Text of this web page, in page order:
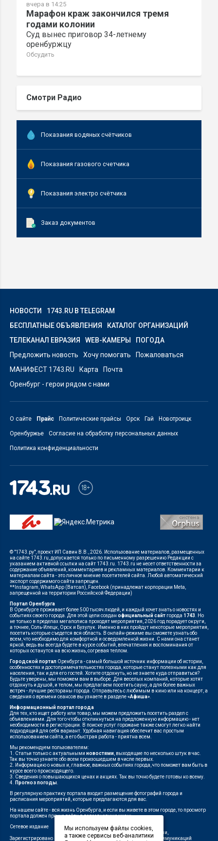
вчера в 14:25
Марафон краж закончился тремя
годами колонии
Суд вынес приговор 34-летнему
оренбуржцу
Обсудить
Смотри Радио
Показания водяных счётчиков
Показания газового счетчика
Показания электро счётчика
Заказ документов
НОВОСТИ
1743.RU В TELEGRAM
БЕСПЛАТНЫЕ ОБЪЯВЛЕНИЯ
КАТАЛОГ ОРГАНИЗАЦИЙ
ТЕЛЕКАНАЛ ЕВРАЗИЯ
WEB-КАМЕРЫ
ПОГОДА
Предложить новость
Хочу помогать
Пожаловаться
МАНИФЕСТ 1743.RU
Карта
Почта
Оренбург - герои рядом с нами
О сайте Прайс Политические прайсы Орск Гай Новотроицк
Оренбуржье Согласие на обработку персональных данных
Политика конфиденциальности
© "1743.ру", проект ИП Савин В.В., 2026. Использование материалов, размещенных
на сайте 1743.ru, допускается только по письменному разрешению Редакции с
указанием активной ссылки на сайт 1743.ru. 1743.ru не несет ответственности за
содержание объявлений, комментариев и рекламных материалов. Комментарии к
материалам сайта - это личное мнение посетителей сайта. Любой автоматический
экспорт содержимого сайта запрещен.
**Instagram, WhatsApp (Ватсап), Facebook (принадлежат корпорации Meta,
запрещенной на территории Российской Федерации)
Портал Оренбурга
В Оренбурге проживает более 500 тысяч людей, и каждый хочет знать о новостях и
событиях своего города. Для этой цели создан официальный сайт города 1743. Но
не только в пределах мегаполиса проходят мероприятия, 2026 год порадует округи,
а точнее, Соль-Илецк, Орск и Бузулук. Именно в них пройдут некоторые мероприятия,
посетить которые съедется вся область. В онлайн-режиме вы сможете узнать обо
всем, что необходимо для комфортной и осведомленной жизни. С нами она станет
яркой, ведь вы всегда будете в курсе событий, впечатления и воспоминания от
которых останутся на всю жизнь, согревая теплом.
Городской портал Оренбурга - самый большой источник информации об истории,
особенностях и достопримечательностях города, которые станут полезными как для
населения, так и для его гостей. Хотите отдохнуть, но не знаете куда отправиться?
Будьте уверены, мы поможем вам в выборе. Для веселых компаний, которые хотят
отдохнуть и душой, и телом, мы предлагаем посетить сауну, а для более важных
встреч - лучшие рестораны города. Отправьтесь с любимым в кино или на концерт, а
сведения о времени сеансов вы узнаете в разделе«Афиша».
Информационный портал города
Для тех, кто ищет работу или товар, мы можем предложить посетить раздел с
объявлениями. Для того чтобы откликнуться на предложенную информацию - нет
необходимости в регистрации. В поиске услуг горожане также смогут легко найти
подходящий для себя вариант. Удобная навигация обеспечит вас простым
использованием сайта, а его быстрая работа - приятна всем.
Мы рекомендуем пользователям:
1. Статьи только с актуальными новостями, выходящие по несколько штук в час.
Так вы точно узнаете обо всем произошедшем в числе первых.
2. Информацию о новых и, главное, важных событиях города, что поможет вам быть в
курсе всего происходящего.
3. Сведения о повышающихся ценах и акциях. Так вы точно будете готовы ко всему.
4. Прогноз погоды.
В регулярную практику портала входит размещение фотографий города и
расписания мероприятий, которые предлагаются для вас.
На нашем сайте - вся жизнь Оренбурга, и если вы живете в этом городе, то просмотр
портала должен прочно войти в повседневную жизнь.
Сетевое издание
"1743"
Зарегистрировано
Федеральной службой по надзору в сфере связи,
информационных технологий и массовых коммуникаций
Мы используем файлы cookies,
а также сервисы веб-аналитики